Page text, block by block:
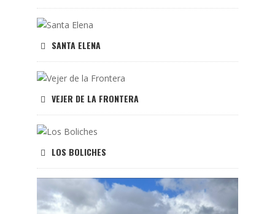
SANTA ELENA
VEJER DE LA FRONTERA
LOS BOLICHES